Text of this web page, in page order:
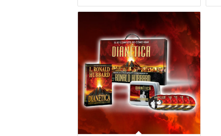
20,00 €
hasta
40,00 €